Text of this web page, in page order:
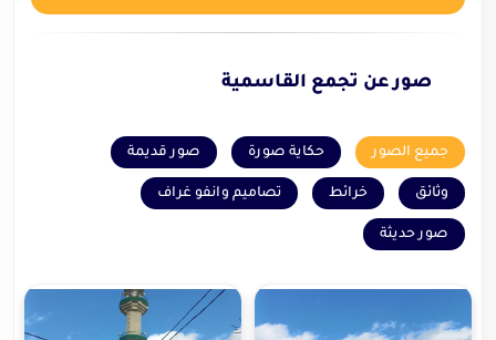
صور عن تجمع القاسمية
جميع الصور حكاية صورة صور قديمة
وثائق خرائط تصاميم وانفو غراف
صور حديثة